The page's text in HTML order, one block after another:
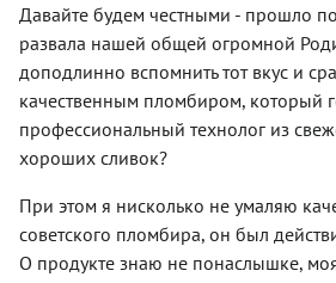
Давайте будем честными - прошло
развала нашей общей огромной
доподлинно вспомнить тот вкус и
качественным пломбиром, который
профессиональный технолог из
хороших сливок?
При этом я нисколько не умаляю
советского пломбира, он был
О продукте знаю не понаслышке,